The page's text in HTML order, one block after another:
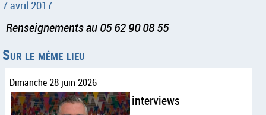
7 avril 2017
Renseignements au 05 62 90 08 55
Sur le même lieu
Dimanche 28 juin 2026
interviews